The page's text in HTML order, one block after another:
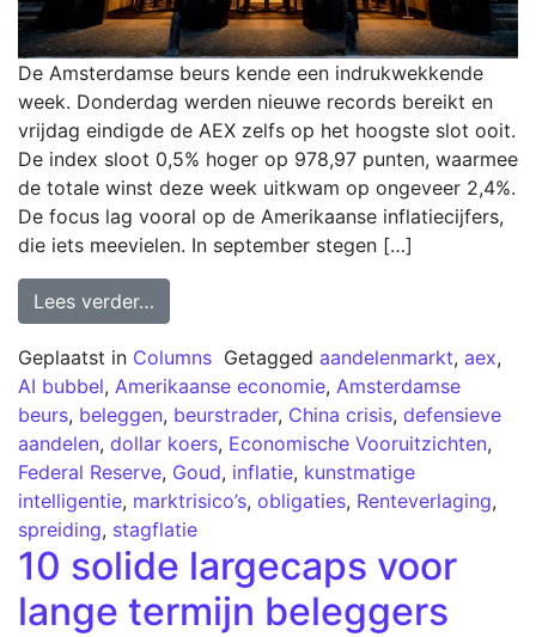
De Amsterdamse beurs kende een indrukwekkende
week. Donderdag werden nieuwe records bereikt en
vrijdag eindigde de AEX zelfs op het hoogste slot ooit.
De index sloot 0,5% hoger op 978,97 punten, waarmee
de totale winst deze week uitkwam op ongeveer 2,4%.
De focus lag vooral op de Amerikaanse inflatiecijfers,
die iets meevielen. In september stegen […]
Lees verder…
Geplaatst in Columns Getagged aandelenmarkt, aex,
AI bubbel, Amerikaanse economie, Amsterdamse
beurs, beleggen, beurstrader, China crisis, defensieve
aandelen, dollar koers, Economische Vooruitzichten,
Federal Reserve, Goud, inflatie, kunstmatige
intelligentie, marktrisico’s, obligaties, Renteverlaging,
spreiding, stagflatie
10 solide largecaps voor
lange termijn beleggers